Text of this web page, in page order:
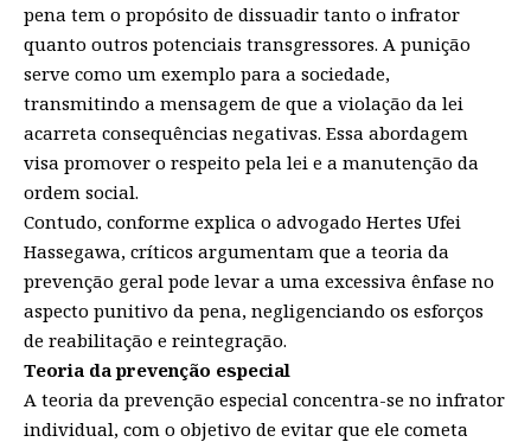
pena tem o propósito de dissuadir tanto o infrator
quanto outros potenciais transgressores. A punição
serve como um exemplo para a sociedade,
transmitindo a mensagem de que a violação da lei
acarreta consequências negativas. Essa abordagem
visa promover o respeito pela lei e a manutenção da
ordem social.
Contudo, conforme explica o advogado Hertes Ufei
Hassegawa, críticos argumentam que a teoria da
prevenção geral pode levar a uma excessiva ênfase no
aspecto punitivo da pena, negligenciando os esforços
de reabilitação e reintegração.
Teoria da prevenção especial
A teoria da prevenção especial concentra-se no infrator
individual, com o objetivo de evitar que ele cometa